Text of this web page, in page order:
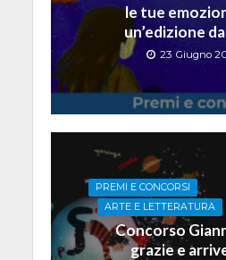
le tue
un’edizione
23 Giugno
PREMI E CONCORSI
ARTE E LETTERATURA
Concorso
grazie e